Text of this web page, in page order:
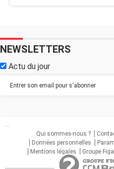
NEWSLETTERS
Actu du jour
...
Qui sommes-nous ?
Données personnelles
Mentions légales
Groupe